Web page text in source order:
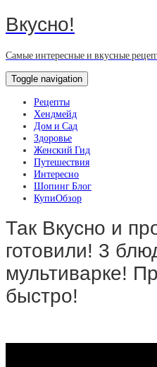
Вкусно!
Самые интересные и вкусные
Toggle navigation
Рецепты
Хендмейд
Дом и Сад
Здоровье
Женский Гид
Путешествия
Интересно
Шопинг Блог
КупиОбзор
Так Вкусно и
готовили! 3
мультиварке!
быстро!